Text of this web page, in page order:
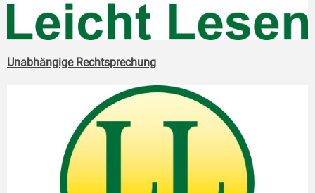
Unabhängige Rechtsprechung